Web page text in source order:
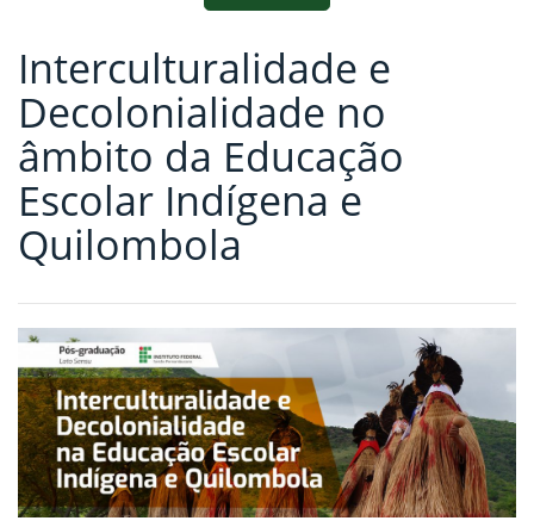
Fim da navegação
Início do conteúdo
Interculturalidade e
Decolonialidade no
âmbito da Educação
Escolar Indígena e
Quilombola